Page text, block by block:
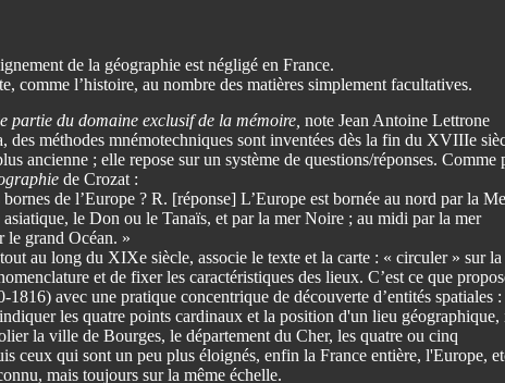
de la géographie est négligé en France.
comme l’histoire, au nombre des matières simplement facultatives.
partie du domaine exclusif de la mémoire, note Jean Antoine Lettrone
des méthodes mnémotechniques sont inventées dès la fin du XVIIIe
ancienne ; elle repose sur un système de questions/réponses. Comme
de Crozat :
de l’Europe ? R. [réponse] L’Europe est bornée au nord par la
le Don ou le Tanaïs, et par la mer Noire ; au midi par la mer
le grand Océan. »
au long du XIXe siècle, associe le texte et la carte : « circuler » sur la
et de fixer les caractéristiques des lieux. C’est ce que
avec une pratique concentrique de découverte d’entités spatiales :
les quatre points cardinaux et la position d'un lieu géographique,
la ville de Bourges, le département du Cher, les quatre ou cinq
ceux qui sont un peu plus éloignés, enfin la France entière, l'Europe,
mais toujours sur la même échelle.